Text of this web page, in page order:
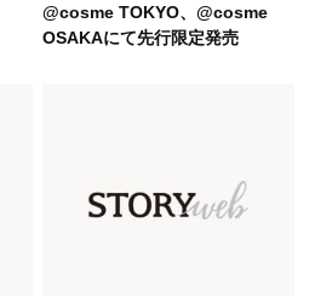
えあれば！40代は【淡色ワンピ】
@cosme TOKYO、@cosme
OSAKAにて先行限定発売